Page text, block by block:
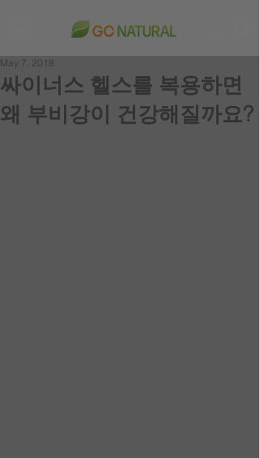
싸이너스 헬스를 복용하면
왜 부비강이 건강해질까요?
May 7, 2018